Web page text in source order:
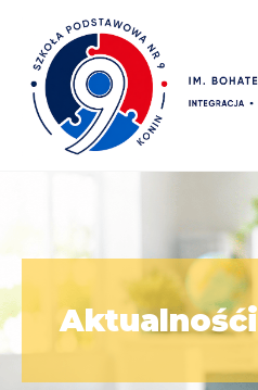
Aktualnośći